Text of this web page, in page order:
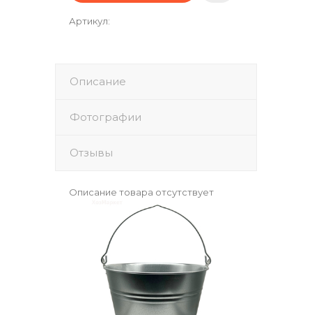
Артикул:
Описание
Фотографии
Отзывы
Описание товара отсутствует